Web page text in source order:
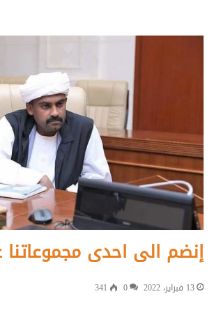
إنضم الى احدى
13 فبراير، 2022 0
341